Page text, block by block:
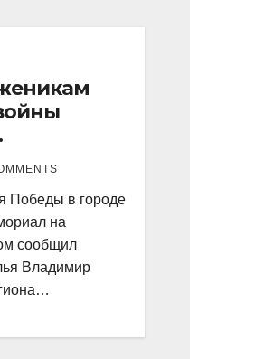
Победы в городе
на
сообщил
Владимир